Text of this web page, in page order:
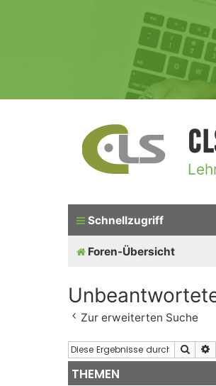
Schnellzugriff
Foren-Übersicht
Zur erweiterten Suche
Suche
THEMEN